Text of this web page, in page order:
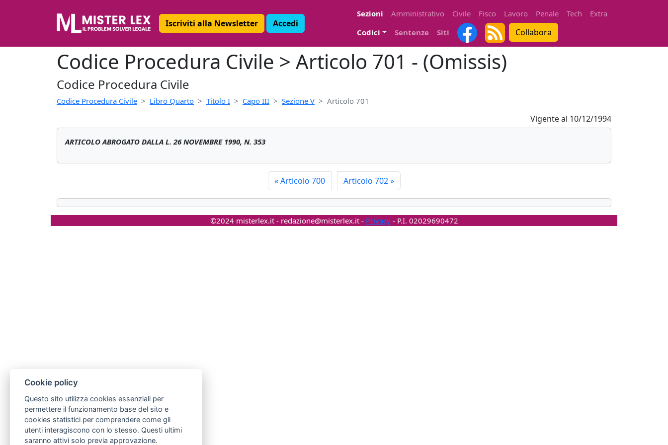
Iscriviti alla Newsletter Accedi
Sezioni Amministrativo Civile Fisco Lavoro Penale Tech
Extra
Codici
Sentenze Siti Collabora
Codice Procedura Civile > Articolo 701 - (Omissis)
Codice Procedura Civile
Codice Procedura Civile Libro Quarto Titolo I Capo III Sezione V Articolo 701
Vigente al 10/12/1994
ARTICOLO ABROGATO DALLA L. 26 NOVEMBRE 1990, N. 353
«Articolo 700 Articolo 702»
©2024 misterlex.it - redazione@misterlex.it- Privacy- P.I. 02029690472
Cookie policy
Questo sito utilizza cookies essenziali per
permettere il funzionamento base del sito e
cookies statistici per comprendere come gli
utenti interagiscono con lo stesso. Questi ultimi
saranno attivi solo previa approvazione.